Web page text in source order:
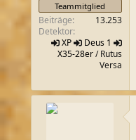
Teammitglied
Beiträge
13.253
Detektor
XP
Deus 1
X35-28er/ Rutus
Versa